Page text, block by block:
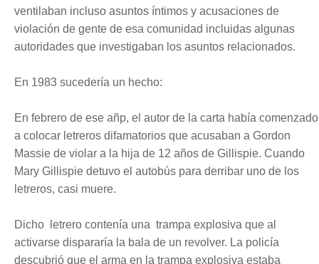
ventilaban incluso asuntos íntimos y acusaciones de
violación de gente de esa comunidad incluidas algunas
autoridades que investigaban los asuntos relacionados.
En 1983 sucedería un hecho:
En febrero de ese añp, el autor de la carta había comenzado
a colocar letreros difamatorios que acusaban a Gordon
Massie de violar a la hija de 12 años de Gillispie. Cuando
Mary Gillispie detuvo el autobús para derribar uno de los
letreros, casi muere.
Dicho letrero contenía una trampa explosiva que al
activarse dispararía la bala de un revolver. La policía
descubrió que el arma en la trampa explosiva estaba